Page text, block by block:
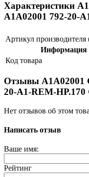
Характеристики
A1A02001 792-20-
Артикул производителя
Информация
Код товара
Отзывы A1A02001
20-A1-REM-HP.170
Нет отзывов об этом
Написать отзыв
Ваше имя:
Рейтинг